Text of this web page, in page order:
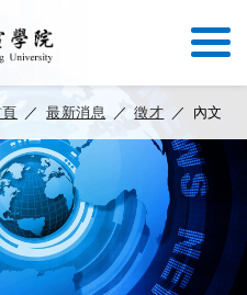
／ 最新消息 ／ 徵才 ／ 內文